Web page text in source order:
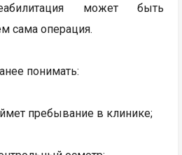
может быть
сама операция.
понимать:
пребывание в клинике;